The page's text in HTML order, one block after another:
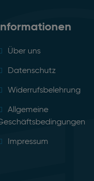
Informationen
Über uns
Datenschutz
Widerrufsbelehrung
Allgemeine
Impressum